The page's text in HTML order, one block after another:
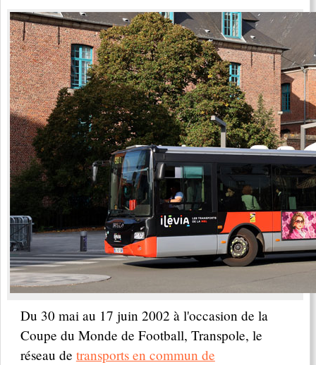
Du 30 mai au 17 juin 2002 à l'occasion de la
Coupe du Monde de Football, Transpole, le
réseau de transports en commun de